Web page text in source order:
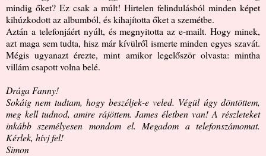
mindig őket? Ez csak a múlt! Hirtelen felindulásból minden képet
kihúzkodott az albumból, és kihajította őket a szemétbe.
Aztán a telefonjáért nyúlt, és megnyitotta az e-mailt. Hogy minek,
azt maga sem tudta, hisz már kívülről ismerte minden egyes szavát.
Mégis ugyanazt érezte, mint amikor legelőször olvasta: mintha
villám csapott volna belé.
Drága Fanny!
Sokáig nem tudtam, hogy beszéljek-e veled. Végül úgy döntöttem,
meg kell tudnod, amire rájöttem. James életben van! A részleteket
inkább személyesen mondom el. Megadom a telefonszámomat.
Kérlek, hívj fel!
Simon